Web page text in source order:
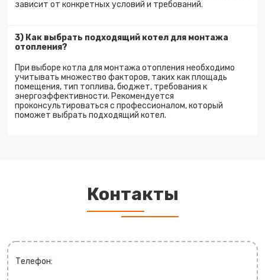
зависит от конкретных условий и требований.
3) Как выбрать подходящий котел для монтажа
отопления?
При выборе котла для монтажа отопления необходимо
учитывать множество факторов, таких как площадь
помещения, тип топлива, бюджет, требования к
энергоэффективности. Рекомендуется
проконсультироваться с профессионалом, который
поможет выбрать подходящий котел.
Контакты
Телефон: